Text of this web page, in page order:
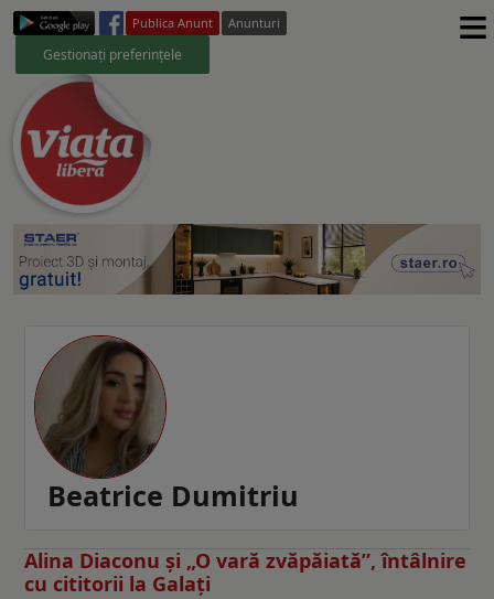
Publica Anunt Anunturi
Gestionați preferințele ≡
Beatrice Dumitriu
Alina Diaconu și „O vară zvăpăiată”, întâlnire
cu cititorii la Galați